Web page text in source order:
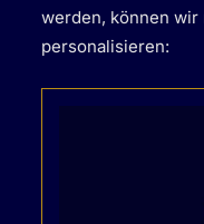
werden, können
personalisieren: